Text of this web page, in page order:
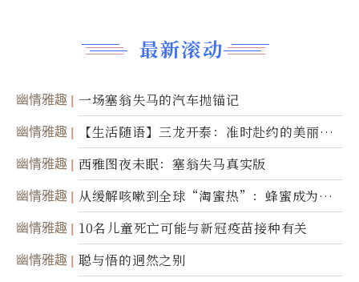
最新滚动
幽情雅趣 一场塞翁失马的汽车抛锚记
幽情雅趣
【生活随语】三龙开泰：准时赴约的美丽震
撼
幽情雅趣 西雅图夜未眠：塞翁失马真实版
幽情雅趣
从缓解咳嗽到全球“淘蜜热”：蜂蜜成为健
康产业前沿商品
幽情雅趣 10名儿童死亡可能与新冠疫苗接种有关
幽情雅趣 聪与悟的迥然之别